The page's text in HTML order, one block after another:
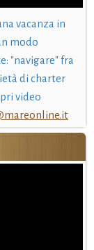
vacanza in
modo
"navigare" fra
di charter
video